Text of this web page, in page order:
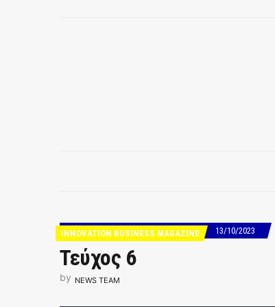
INNOVATION BUSINESS MAGAZINE 13/10/2023
Τεύχος 6
by NEWS TEAM